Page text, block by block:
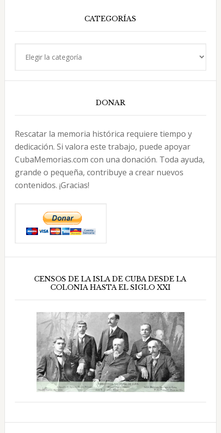
CATEGORÍAS
DONAR
Rescatar la memoria histórica requiere tiempo y
dedicación. Si valora este trabajo, puede apoyar
CubaMemorias.com con una donación. Toda ayuda,
grande o pequeña, contribuye a crear nuevos
contenidos. ¡Gracias!
CENSOS DE LA ISLA DE CUBA DESDE LA
COLONIA HASTA EL SIGLO XXI